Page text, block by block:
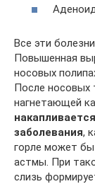
Все эти
Повышенная
носовых
После носовых
нагнетающей
заболевания,
горле может
астмы. При
слизь